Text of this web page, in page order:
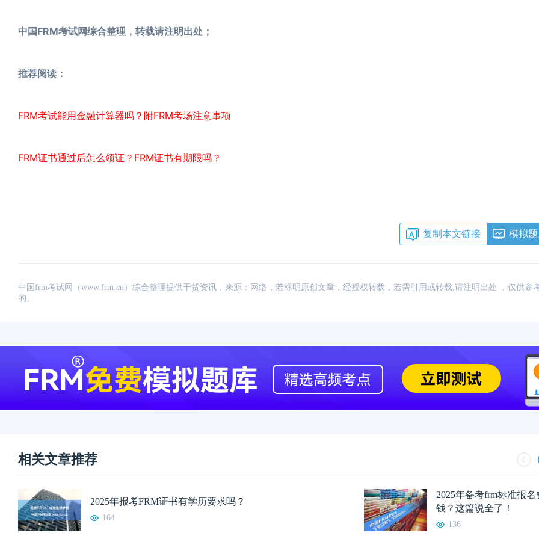
中国FRM考试网综合整理，转载请注明出处；
推荐阅读：
FRM考试能用金融计算器吗？附FRM考场注意事项
FRM证书通过后怎么领证？FRM证书有期限吗？
复制本文链接 模拟
中国frm考试网（www.frm.cn）综合整理提供干货资讯，来源：网络，若标明原创文章，经授权转载，若需引用或转载,请注明出处 ，仅供参
的。
相关文章推荐
2025年报考FRM证书有学历要求吗？
164
2025年备考frm标准报
钱？这篇说全了！
136